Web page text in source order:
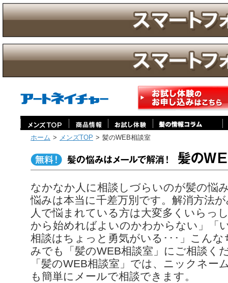
ホーム > メンズTOP > 髪のWEB相談室
なかなか人に相談しづらいのが髪の悩
悩みは本当に千差万別です。解消方法
人で悩まれている方は大変多くいらっ
から始めればよいのかわからない」「
相談はちょっと勇気がいる･･･」こん
みでも「髪のWEB相談室」にご相談く
「髪のWEB相談室」では、ニックネー
も簡単にメールで相談できます。